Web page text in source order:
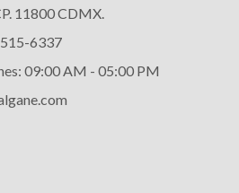
11800 CDMX.
6337
09:00 AM - 05:00 PM